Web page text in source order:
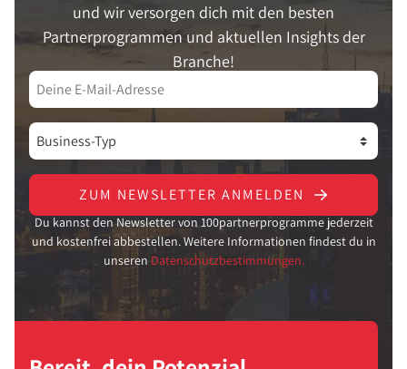
und wir versorgen dich mit den besten
Partnerprogrammen und aktuellen Insights der
Branche!
ZUM NEWSLETTER ANMELDEN
Du kannst den Newsletter von 100partnerprogramme jederzeit
und kostenfrei abbestellen. Weitere Informationen findest du in
unseren Datenschutzbestimmungen.